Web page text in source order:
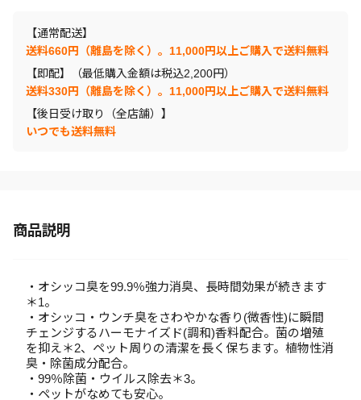
【通常配送】
送料660円（離島を除く）。11,000円以上ご購入で送料無料
【即配】（最低購入金額は税込2,200円）
送料330円（離島を除く）。11,000円以上ご購入で送料無料
【後日受け取り（全店舗）】
いつでも送料無料
商品説明
・オシッコ臭を99.9％強力消臭、長時間効果が続きます
＊1。
・オシッコ・ウンチ臭をさわやかな香り(微香性)に瞬間
チェンジするハーモナイズド(調和)香料配合。菌の増殖
を抑え＊2、ペット周りの清潔を長く保ちます。植物性消
臭・除菌成分配合。
・99％除菌・ウイルス除去＊3。
・ペットがなめても安心。